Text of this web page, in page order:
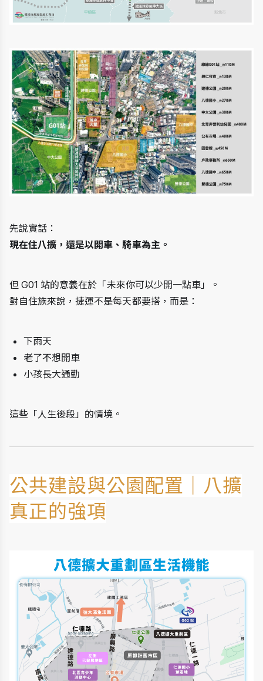
先說實話：
現在住八擴，還是以開車、騎車為主。
但 G01 站的意義在於「未來你可以少開一點車」。
對自住族來說，捷運不是每天都要搭，而是：
下雨天
老了不想開車
小孩長大通勤
這些「人生後段」的情境。
公共建設與公園配置｜八擴
真正的強項